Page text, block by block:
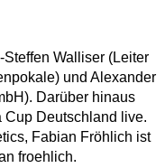
Walliser (Leiter
und Alexander
Darüber hinaus
Cup Deutschland live.
Fabian Fröhlich ist
froehlich.